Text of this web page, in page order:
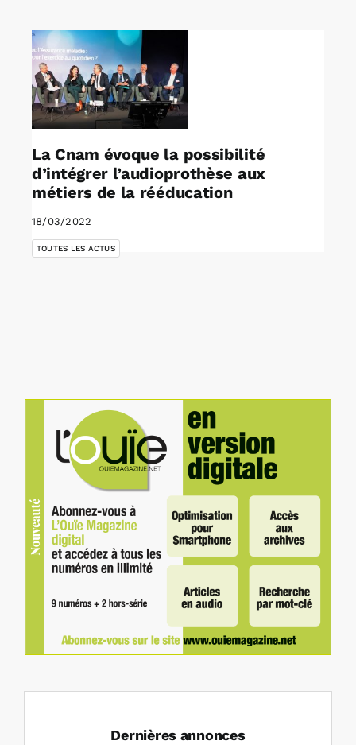
Rechercher:
Annonces emploi
La Cnam évoque la possibilité
d’intégrer l’audioprothèse aux
métiers de la rééducation
18/03/2022
TOUTES LES ACTUS
Dernières annonces